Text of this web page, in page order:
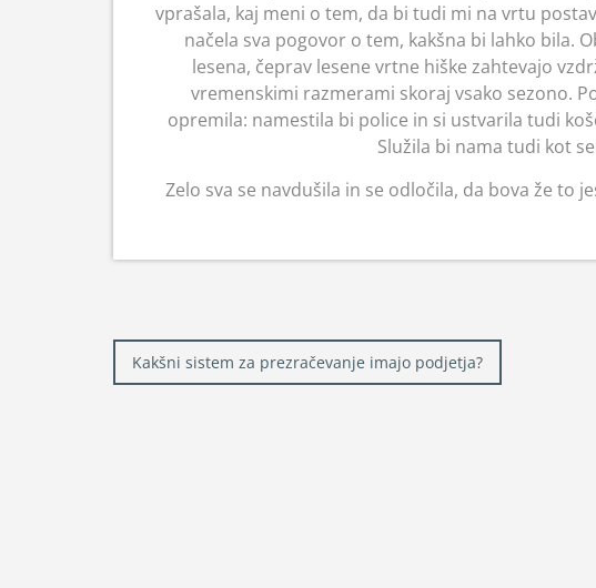
vprašala, kaj meni o tem, da bi tudi mi na vrtu
načela sva pogovor o tem, kakšna bi lahko bila.
lesena, čeprav lesene vrtne hiške zahtevajo
vremenskimi razmerami skoraj vsako sezono.
opremila: namestila bi police in si ustvarila tudi
Služila bi nama tudi kot
Zelo sva se navdušila in se odločila, da bova že to
Navigacija
Kakšni sistem za prezračevanje imajo podjetja?